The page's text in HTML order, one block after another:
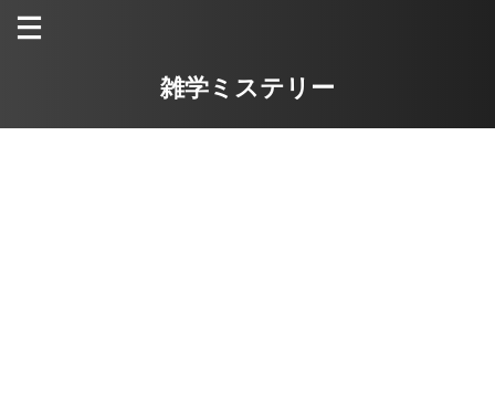
雑学ミステリー